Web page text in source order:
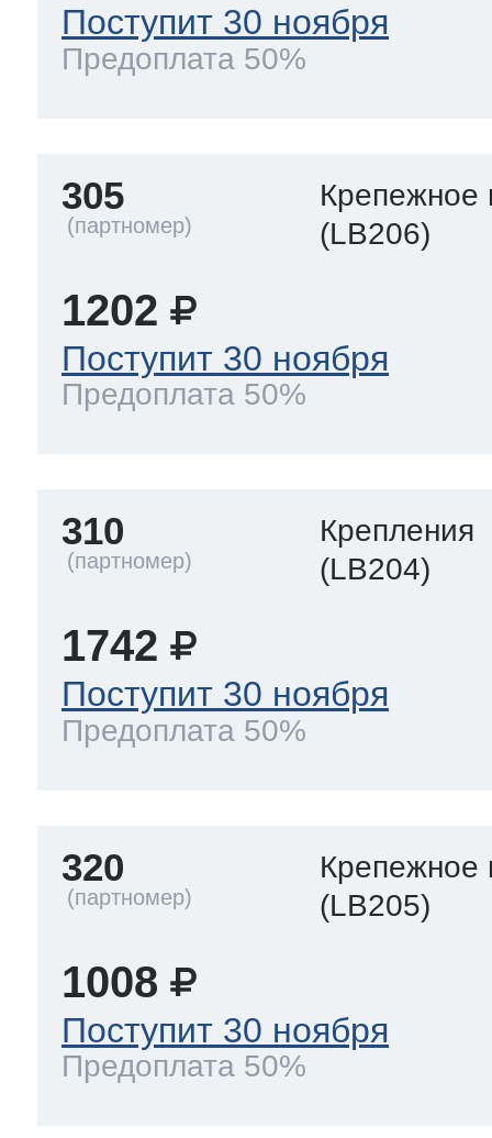
Поступит 30 ноября
Предоплата 50%
305
Крепежное
(LB206)
1202
Поступит 30 ноября
Предоплата 50%
310
Крепления
(LB204)
1742
Поступит 30 ноября
Предоплата 50%
320
Крепежное
(LB205)
1008
Поступит 30 ноября
Предоплата 50%